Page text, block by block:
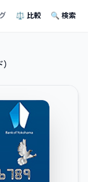
⚖️ 比較 🔍 検索